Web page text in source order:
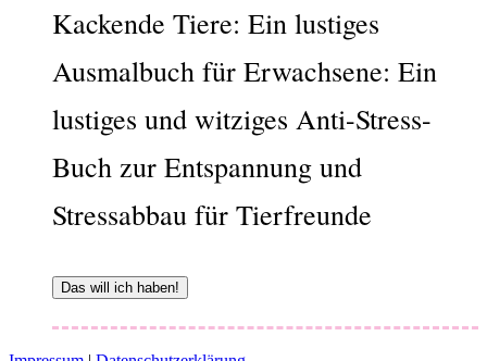
Kackende Tiere: Ein lustiges
Ausmalbuch für Erwachsene: Ein
lustiges und witziges Anti-Stress-
Buch zur Entspannung und
Stressabbau für Tierfreunde
Das will ich haben!